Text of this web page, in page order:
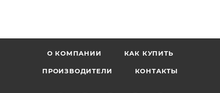
О КОМПАНИИ КАК КУПИТЬ
ПРОИЗВОДИТЕЛИ КОНТАКТЫ